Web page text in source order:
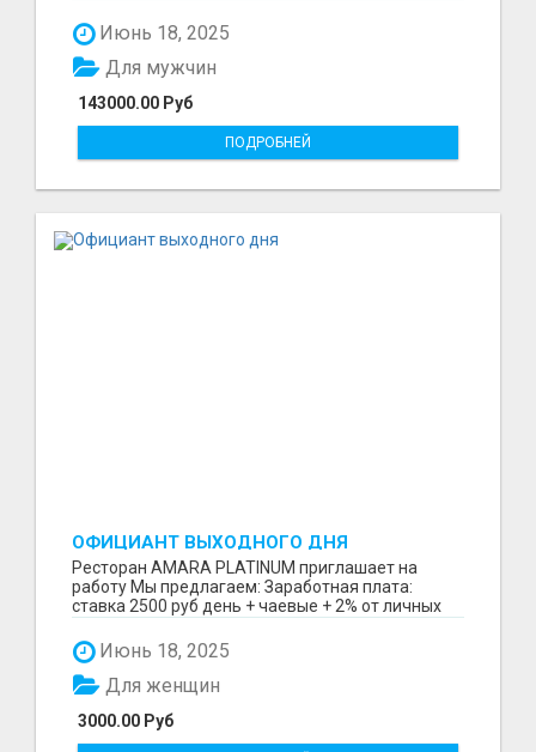
Июнь 18, 2025
143000.00 Руб
Для мужчин
ПОДРОБНЕЙ
ОФИЦИАНТ ВЫХОДНОГО ДНЯ
Ресторан AMARA PLATINUM приглашает на
работу Мы предлагаем: Заработная плата:
ставка 2500 руб день + чаевые + 2% от личных
Июнь 18, 2025
3000.00 Руб
Для женщин